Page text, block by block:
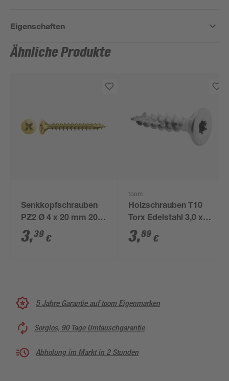
Eigenschaften
Ähnliche Produkte
Senkkopfschrauben
PZ2 Ø 4 x 20 mm 20
Stück
3,39 €
toom
Holzschrauben T10
Torx Edelstahl 3,0 x
16 mm 10 Stück
3,89 €
5 Jahre Garantie auf toom Eigenmarken
Sorglos, 90 Tage Umtauschgarantie
Abholung im Markt in 2 Stunden